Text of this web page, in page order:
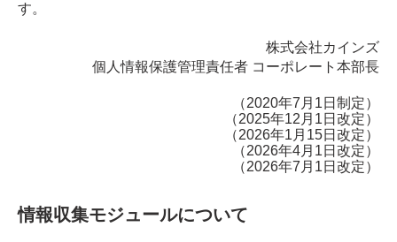
す。
株式会社カインズ
個人情報保護管理責任者 コーポレート本部長
（2020年7月1日制定）
（2025年12月1日改定）
（2026年1月15日改定）
（2026年4月1日改定）
（2026年7月1日改定）
情報収集モジュールについて